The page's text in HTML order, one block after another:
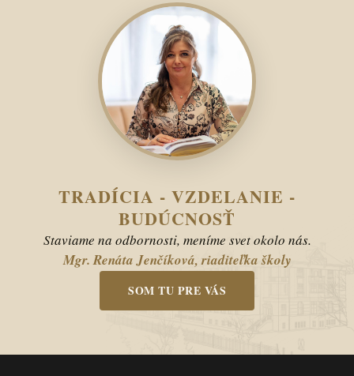
TRADÍCIA - VZDELANIE -
BUDÚCNOSŤ
Staviame na odbornosti, meníme svet okolo nás.
Mgr. Renáta Jenčíková, riaditeľka školy
SOM TU PRE VÁS